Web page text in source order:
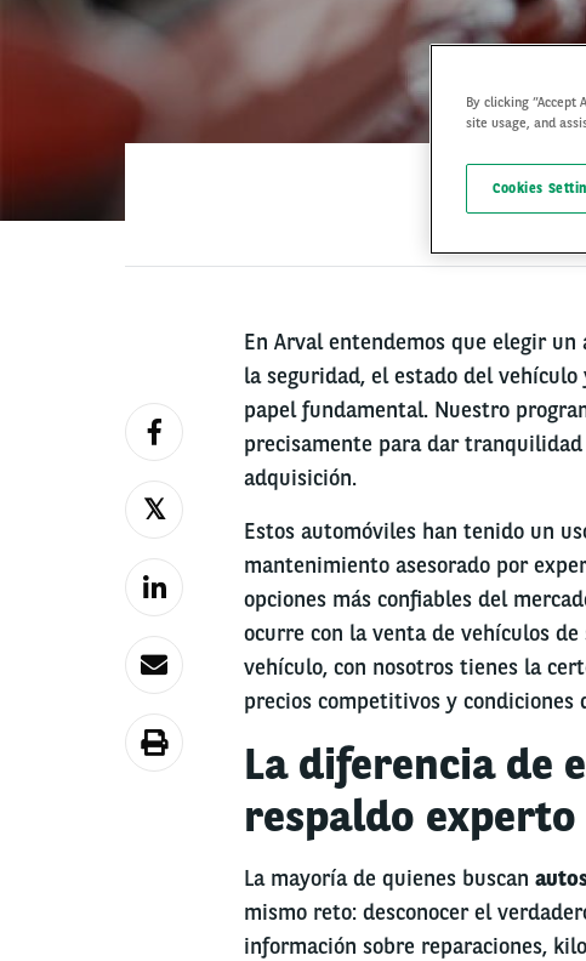
En Arval entendemos que elegir
la seguridad, el estado del
papel fundamental. Nuestro
precisamente para dar
adquisición.
Estos automóviles han tenido un
mantenimiento asesorado por
opciones más confiables del
ocurre con la venta de vehículos
vehículo, con nosotros tienes la
precios competitivos y condiciones
La diferencia de
respaldo experto
La mayoría de quienes buscan
mismo reto: desconocer el
información sobre reparaciones,
By clicking
site usage, and
Cookies